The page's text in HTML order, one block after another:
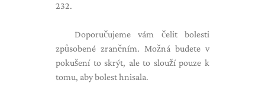
232.
Doporučujeme vám čelit bolesti
způsobené zraněním. Možná budete v
pokušení to skrýt, ale to slouží pouze k
tomu, aby bolest hnisala.